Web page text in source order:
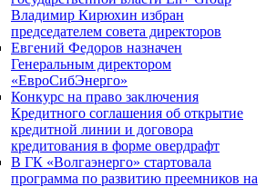
Владимир Кирюхин избран
председателем совета директоров
Евгений Федоров назначен
Генеральным директором
«ЕвроСибЭнерго»
Конкурс на право заключения
Кредитного соглашения об открытие
кредитной линии и договора
кредитования в форме овердрафт
В ГК «Волгаэнерго» стартовала
программа по развитию преемников на